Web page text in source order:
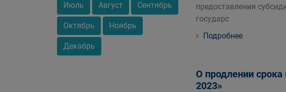
Июль Август Сентябрь
Октябрь Ноябрь
Декабрь
предоставления
государс
Подробнее
О продлении
2023»